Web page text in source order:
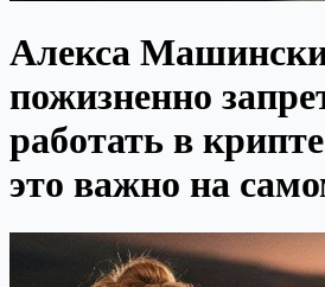
Алекса
пожизненно
работать в
это важно на